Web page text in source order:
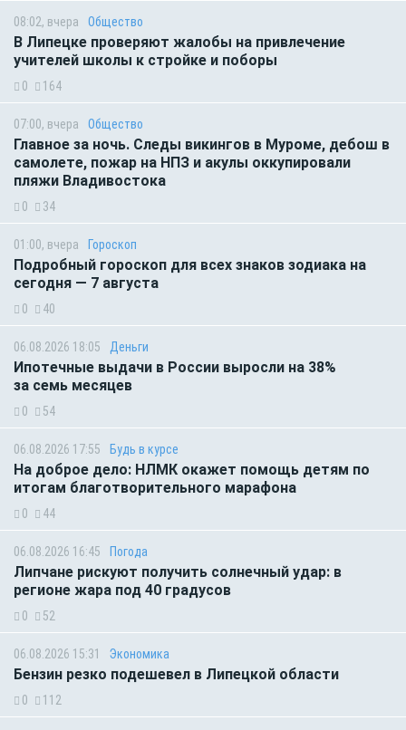
08:02, вчера Общество
В Липецке проверяют жалобы на привлечение
учителей школы к стройке и поборы
0 164
07:00, вчера Общество
Главное за ночь. Следы викингов в Муроме, дебош в
самолете, пожар на НПЗ и акулы оккупировали
пляжи Владивостока
0 34
01:00, вчера Гороскоп
Подробный гороскоп для всех знаков зодиака на
сегодня — 7 августа
0 40
06.08.2026 18:05 Деньги
Ипотечные выдачи в России выросли на 38%
за семь месяцев
0 54
06.08.2026 17:55 Будь в курсе
На доброе дело: НЛМК окажет помощь детям по
итогам благотворительного марафона
0 44
06.08.2026 16:45 Погода
Липчане рискуют получить солнечный удар: в
регионе жара под 40 градусов
0 52
06.08.2026 15:31 Экономика
Бензин резко подешевел в Липецкой области
0 112